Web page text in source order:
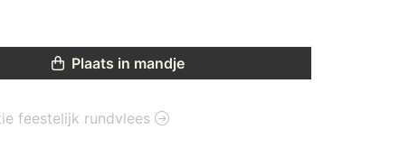
Plaats in mandje
feestelijk rundvlees